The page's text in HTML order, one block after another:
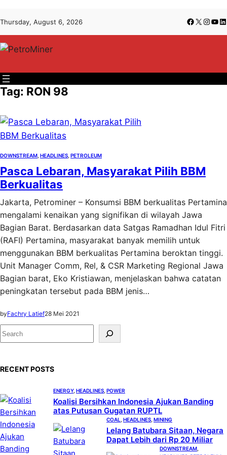
konten
content
Thursday, August 6, 2026 Facebook
X
Tag: RON 98
DOWNSTREAM HEADLINES PETROLEUM
Pasca Lebaran, Masyarakat Pilih BBM
Berkualitas
Jakarta, Petrominer – Konsumsi BBM berkualitas Pertamina
mengalami kenaikan yang signifikan di wilayah Jawa
Bagian Barat. Berdasarkan data Satgas Ramadhan Idul Fitri
(RAFI) Pertamina, masyarakat banyak memilih untuk
menggunakan BBM berkualitas Pertamina beroktan tinggi.
Unit Manager Comm, Rel, & CSR Marketing Regional Jawa
Bagian barat, Eko Kristiawan, menjelaskan bahwa catatan
peningkatan tersebut pada BBM jenis…
byFachry Latief28 Mei 2021
S
e
r
h
RECENT POSTS
ENERGY, HEADLINES POWER
Koalisi Bersihkan Indonesia Ajukan Banding
atas Putusan Gugatan RUPTL
COAL HEADLINES MINING
Lelang Batubara Sitaan, Negara
Dapat Lebih dari Rp 20 Miliar
DOWNSTREAM